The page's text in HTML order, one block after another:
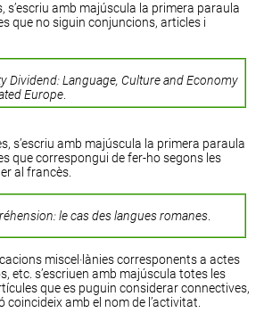
s’escriu amb majúscula la primera paraula
que no siguin conjuncions, articles i
Dividend: Language, Culture and Economy
Europe.
s’escriu amb majúscula la primera paraula
que correspongui de fer-ho segons les
al francès.
le cas des langues romanes.
miscel·lànies corresponents a actes
etc. s’escriuen amb majúscula totes les
que es puguin considerar connectives,
coincideix amb el nom de l’activitat.